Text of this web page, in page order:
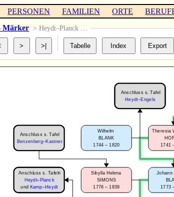
PERSONEN FAMILIEN ORTE
Märker > Heydt–Planck …
Sibylla Helena
SIMONS
1776 – 1839
Johann
1773
Wilhelm
BLANK
1744 – 1820
Theresia
1741
Anschluss s. Tafel
Benzenberg–Kastner
Anschluss s. Tafel
Heydt–Engels
Anschluss s. Tafeln
Heydt–Planck
und Kamp–Heydt